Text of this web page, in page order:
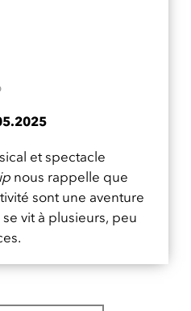
et spectacle
nous rappelle que
sont une aventure
vit à plusieurs, peu